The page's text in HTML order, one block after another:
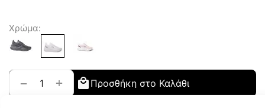
Χρώμα:
+
− Προσθήκη στο Καλάθι